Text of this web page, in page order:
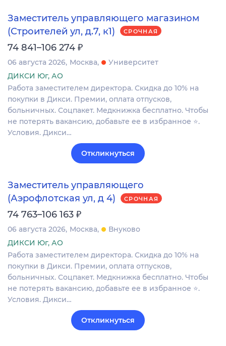
Заместитель управляющего магазином
(Строителей ул, д.7, к1)
СРОЧНАЯ
74 841–106 274 ₽
06 августа 2026 Москва
Университет
ДИКСИ Юг, АО
Работа заместителем директора. Скидка до 10% на
покупки в Дикси. Премии, оплата отпусков,
больничных. Соцпакет. Медкнижка бесплатно. Чтобы
не потерять вакансию, добавьте ее в избранное ⭐.
Условия. Дикси…
Откликнуться
Заместитель управляющего
(Аэрофлотская ул, д 4)
СРОЧНАЯ
74 763–106 163 ₽
06 августа 2026 Москва
Внуково
ДИКСИ Юг, АО
Работа заместителем директора. Скидка до 10% на
покупки в Дикси. Премии, оплата отпусков,
больничных. Соцпакет. Медкнижка бесплатно. Чтобы
не потерять вакансию, добавьте ее в избранное ⭐.
Условия. Дикси…
Откликнуться